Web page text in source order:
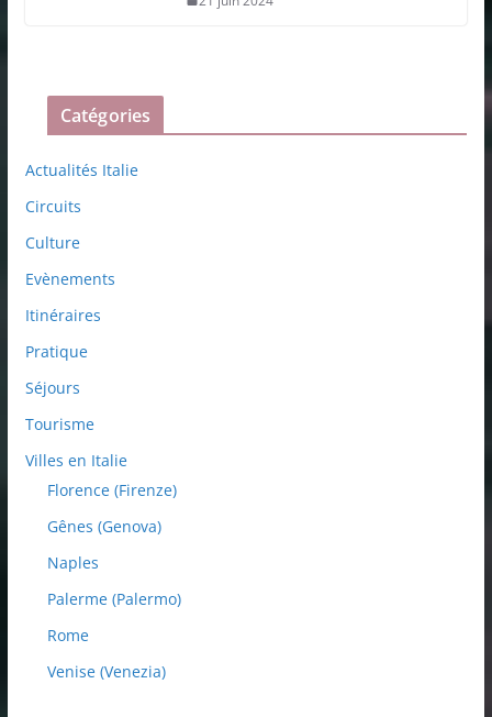
Catégories
Actualités Italie
Circuits
Culture
Evènements
Itinéraires
Pratique
Séjours
Tourisme
Villes en Italie
Florence (Firenze)
Gênes (Genova)
Naples
Palerme (Palermo)
Rome
Venise (Venezia)